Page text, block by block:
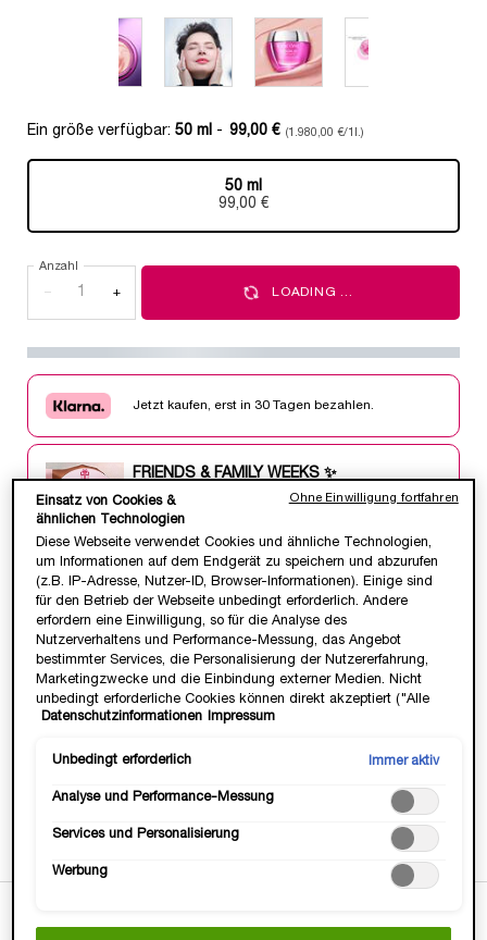
Ein größe verfügbar: 50 ml - 99,00 € (1.980,00 €/1l.)
Ausgewählt
50 ml
99,00 €, 1 von 1
−
Anzahl
+ LOADING ...
Jetzt kaufen, erst in 30 Tagen bezahlen.
FRIENDS & FAMILY WEEKS ✨
25% Rabatt ab 2 Produkten & 6 Geschenke ab
99€.*ⓘ
WERDE TEIL DER LANCÔMMUNITY💞
Heisse Deals & Geschenke, VIP Zugang &
Exklusive, Beautty Tipps & Tricks von Profis.
JETZT ANMELDEN
ab 35 Euro
zu jeder
Bestellung
-15€ mit
Newsletter-
Anmeldung
PDP Tabs
Einsatz von Cookies &
ähnlichen Technologien
Diese Webseite verwendet Cookies und ähnliche Technologien,
um Informationen auf dem Endgerät zu speichern und abzurufen
(z.B. IP-Adresse, Nutzer-ID, Browser-Informationen). Einige sind
für den Betrieb der Webseite unbedingt erforderlich. Andere
erfordern eine Einwilligung, so für die Analyse des
Nutzerverhaltens und Performance-Messung, das Angebot
bestimmter Services, die Personalisierung der Nutzererfahrung,
Marketingzwecke und die Einbindung externer Medien. Nicht
unbedingt erforderliche Cookies können direkt akzeptiert ("Alle
akzeptieren") oder abgelehnt ("Ohne Einwilligung fortfahren")
ebenfalls möglich und speicherbar ("Auswahl speichern"). Die
angepasst werden. Für weitere Informationen s. unsere
Datenschutzinformationen Impressum
Unbedingt erforderlich Immer aktiv
Analyse und Performance-Messung
Services und Personalisierung
Werbung
Ohne Einwilligung fortfahren